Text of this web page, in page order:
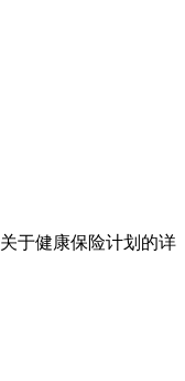
于健康保险计划的详